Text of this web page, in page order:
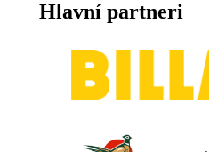
Hlavní partneri